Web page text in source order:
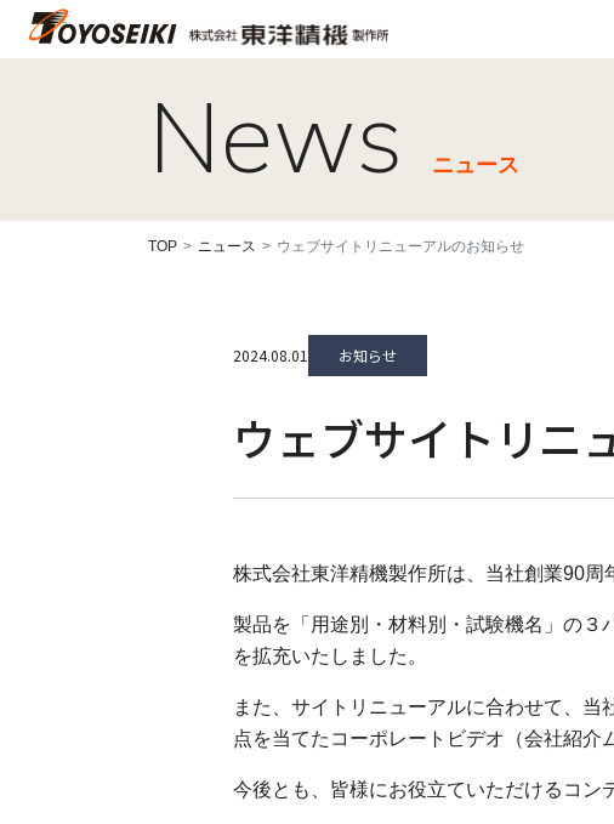
News ニュース
TOP ニュース ウェブサイトリニューアルのお知らせ
2024.08.01 お知らせ
ウェブサイトリニ
株式会社東洋精機製作所は、当社創業90周
製品を「用途別・材料別・試験機名」の
を拡充いたしました。
また、サイトリニューアルに合わせて、
点を当てたコーポレートビデオ（会社紹介
今後とも、皆様にお役立ていただけるコン